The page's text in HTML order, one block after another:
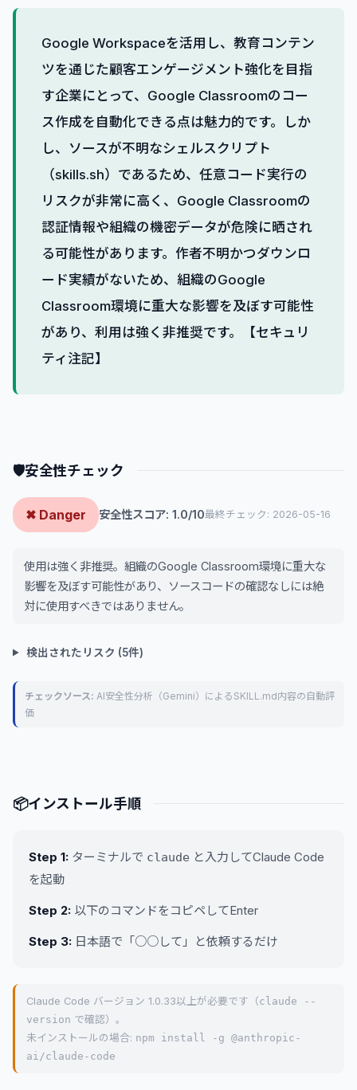
Google Workspaceを活用し、教育コンテン
ツを通じた顧客エンゲージメント強化を目指
す企業にとって、Google Classroomのコー
ス作成を自動化できる点は魅力的です。しか
し、ソースが不明なシェルスクリプト
（skills.sh）であるため、任意コード実行の
リスクが非常に高く、Google Classroomの
認証情報や組織の機密データが危険に晒され
る可能性があります。作者不明かつダウンロ
ード実績がないため、組織のGoogle
Classroom環境に重大な影響を及ぼす可能性
があり、利用は強く非推奨です。【セキュリ
ティ注記】
🛡安全性チェック
✖ Danger 安全性スコア: 1.0/10最終チェック: 2026-05-16
使用は強く非推奨。組織のGoogle Classroom環境に重大な
影響を及ぼす可能性があり、ソースコードの確認なしには絶
対に使用すべきではありません。
検出されたリスク (5件)
チェックソース: AI安全性分析（Gemini）によるSKILL.md内容の自動評
価
📦インストール手順
Step 1: ターミナルで claude と入力してClaude Code
を起動
Step 2: 以下のコマンドをコピペしてEnter
Step 3: 日本語で「○○して」と依頼するだけ
Claude Code バージョン 1.0.33以上が必要です（claude --
version で確認）。
未インストールの場合: npm install -g @anthropic-
ai/claude-code